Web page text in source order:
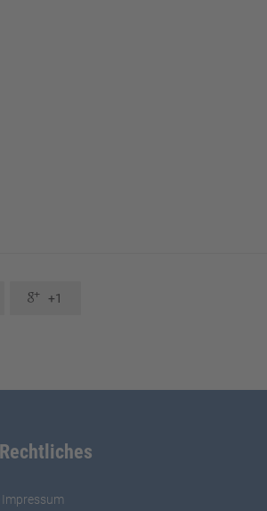
 +1
Rechtliches
Impressum